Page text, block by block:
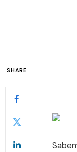
SHARE